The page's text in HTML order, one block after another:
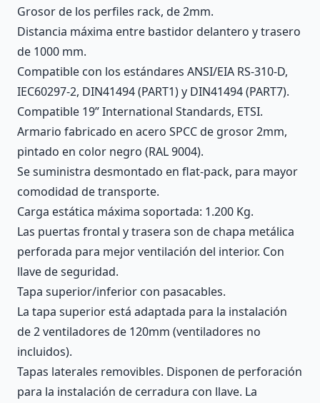
Grosor de los perfiles rack, de 2mm.
Distancia máxima entre bastidor delantero y trasero
de 1000 mm.
Compatible con los estándares ANSI/EIA RS-310-D,
IEC60297-2, DIN41494 (PART1) y DIN41494 (PART7).
Compatible 19” International Standards, ETSI.
Armario fabricado en acero SPCC de grosor 2mm,
pintado en color negro (RAL 9004).
Se suministra desmontado en flat-pack, para mayor
comodidad de transporte.
Carga estática máxima soportada: 1.200 Kg.
Las puertas frontal y trasera son de chapa metálica
perforada para mejor ventilación del interior. Con
llave de seguridad.
Tapa superior/inferior con pasacables.
La tapa superior está adaptada para la instalación
de 2 ventiladores de 120mm (ventiladores no
incluidos).
Tapas laterales removibles. Disponen de perforación
para la instalación de cerradura con llave. La